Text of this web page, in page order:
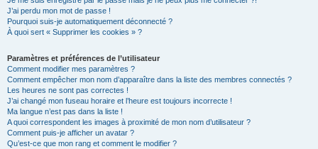
J’ai perdu mon mot de passe !
Pourquoi suis-je automatiquement déconnecté ?
À quoi sert « Supprimer les cookies » ?
Paramètres et préférences de l’utilisateur
Comment modifier mes paramètres ?
Comment empêcher mon nom d’apparaître dans la liste des membres connectés ?
Les heures ne sont pas correctes !
J’ai changé mon fuseau horaire et l’heure est toujours incorrecte !
Ma langue n’est pas dans la liste !
A quoi correspondent les images à proximité de mon nom d’utilisateur ?
Comment puis-je afficher un avatar ?
Qu’est-ce que mon rang et comment le modifier ?